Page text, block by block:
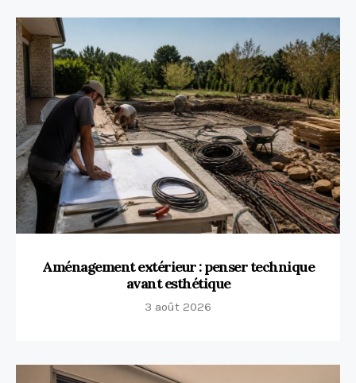
Aménagement extérieur : penser technique
avant esthétique
3 août 2026